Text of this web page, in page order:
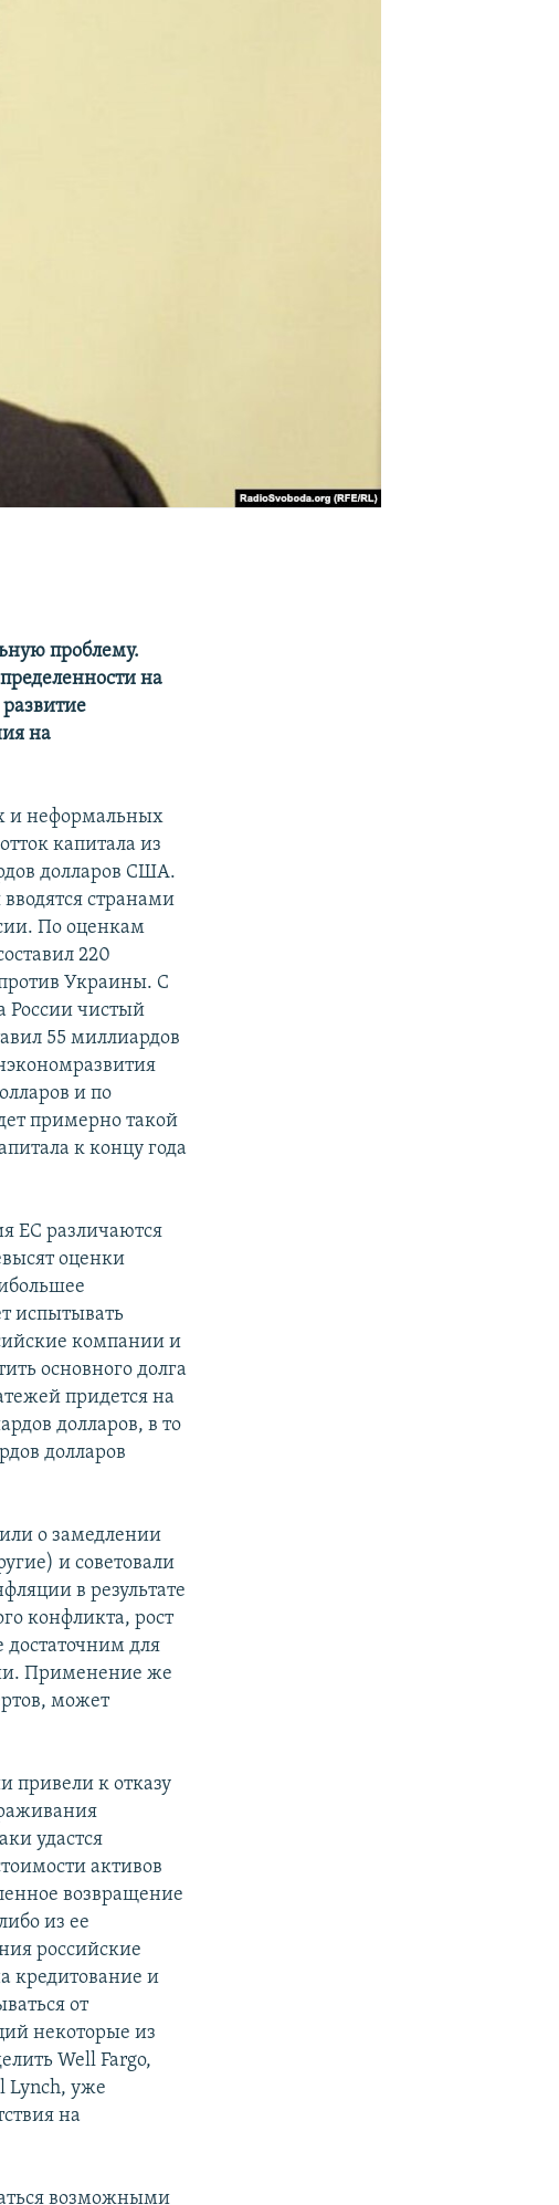
проблему.
на
на
и неформальных
капитала из
долларов США.
странами
По оценкам
220
Украины. С
России чистый
55 миллиардов
и по
примерно такой
к концу года
ЕС различаются
оценки
испытывать
компании и
основного долга
придется на
долларов, в то
долларов
о замедлении
и советовали
в результате
конфликта, рост
для
Применение же
может
привели к отказу
удастся
активов
возвращение
из ее
российские
кредитование и
от
некоторые из
Well Fargo,
Lynch, уже
на
возможными